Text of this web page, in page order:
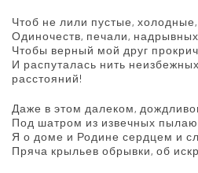
Чтоб не лили пустые,
Одиночеств, печали,
Чтобы верный мой друг
И распуталась нить
расстояний!
Даже в этом далеком,
Под шатром из извечных
Я о доме и Родине сердцем и
Пряча крыльев обрывки, об